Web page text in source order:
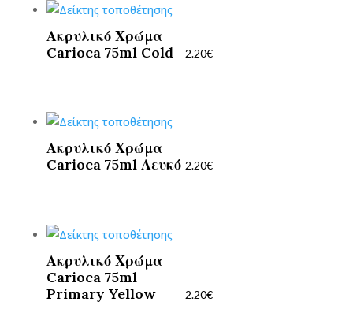
Ακρυλικό Χρώμα
Carioca 75ml Cold
2.20€
Ακρυλικό Χρώμα
Carioca 75ml Λευκό 2.20€
Ακρυλικό Χρώμα
Carioca 75ml
Primary Yellow
2.20€